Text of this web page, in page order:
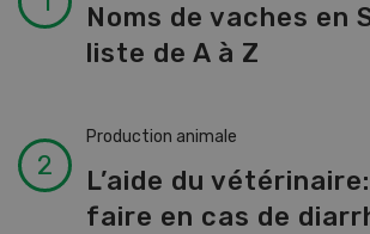
Noms de vaches en
liste de A à Z
Production animale
L’aide du
faire en cas de